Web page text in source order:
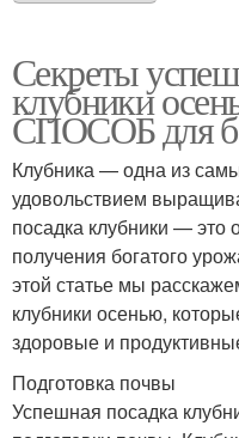
Секреты
клубники
СПОСОБ для
Клубника — одна из
удовольствием
посадка клубники —
получения богатого
этой статье мы
клубники осенью,
здоровые и
Подготовка почвы
Успешная посадка